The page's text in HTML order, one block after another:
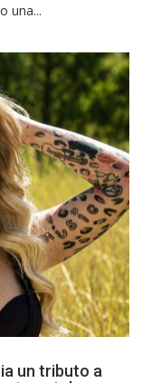
una...
un tributo a